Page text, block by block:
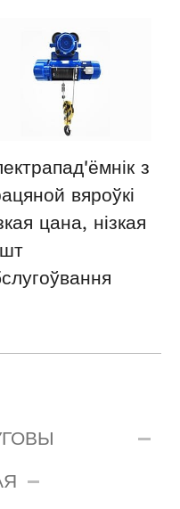
з
вяроўкі
цана, нізкая